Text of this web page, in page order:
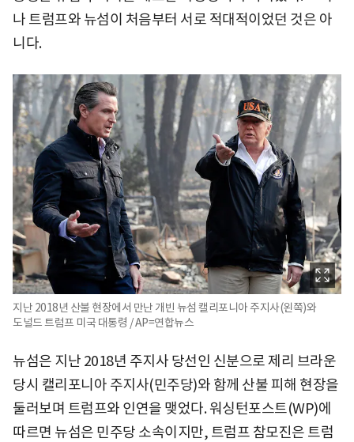
나 트럼프와 뉴섬이 처음부터 서로 적대적이었던 것은 아
니다.
지난 2018년 산불 현장에서 만난 개빈 뉴섬 캘리포니아 주지사(왼쪽)와
도널드 트럼프 미국 대통령 / AP=연합뉴스
뉴섬은 지난 2018년 주지사 당선인 신분으로 제리 브라운
당시 캘리포니아 주지사(민주당)와 함께 산불 피해 현장을
둘러보며 트럼프와 인연을 맺었다. 워싱턴포스트(WP)에
따르면 뉴섬은 민주당 소속이지만, 트럼프 참모진은 트럼